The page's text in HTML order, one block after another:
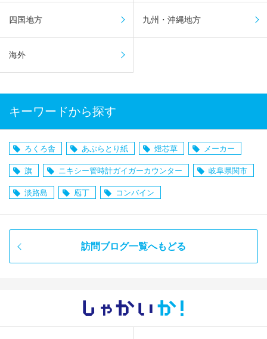
四国地方 九州・沖縄地方
海外
キーワードから探す
ろくろ舎 あぶらとり紙 燈芯草 メーカー
旗 ニキシー管時計ガイガーカウンター 岐阜県関市
淡路島 庖丁 コンバイン
訪問ブログ一覧へもどる
しゃかい か！